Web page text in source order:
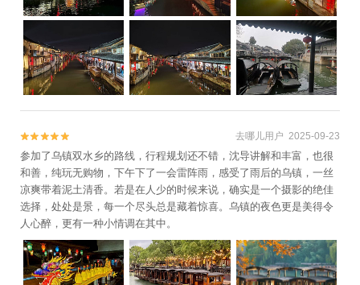

 去哪儿用户 2025-09-23
参加了乌镇双水乡的路线，行程规划还不错，沈导讲解和丰富，也很
和善，纯玩无购物，下午下了一会雷阵雨，感受了雨后的乌镇，一丝
凉爽带着泥土清香。若是在人少的时候来说，确实是一个摄影的绝佳
选择，处处是景，每一个尽头总是藏着惊喜。乌镇的夜色更是美得令
人心醉，更有一种小情调在其中。